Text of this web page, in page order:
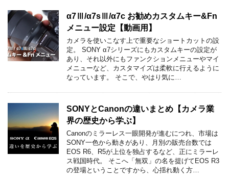
α7Ⅲ/α7sⅢ/α7c お勧めカスタムキー&Fn
メニュー設定【動画用】
カメラを使いこなす上で重要なショートカットの設
定。 SONY α7シリーズにもカスタムキーの設定が
あり、それ以外にもファンクションメニューやマイ
メニューなど、カスタマイズは柔軟に行えるように
なっています。 そこで、やはり気に…
SONYとCanonの違いまとめ【カメラ業
界の歴史から学ぶ】
Canonのミラーレス一眼開発が進むにつれ、市場は
SONY一色から動きがあり、月別の販売台数では
EOS R6、R5が上位を独占するなど、正にミラーレ
ス戦国時代。 そこへ「無双」の名を提げてEOS R3
の登場ということですから、心揺れ動く方…